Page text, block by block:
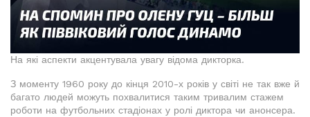
На які аспекти акцентувала увагу відома дикторка.
З моменту 1960 року до кінця 2010-х років у світі не так вже й
багато людей можуть похвалитися таким тривалим стажем
роботи на футбольних стадіонах у ролі диктора чи анонсера.